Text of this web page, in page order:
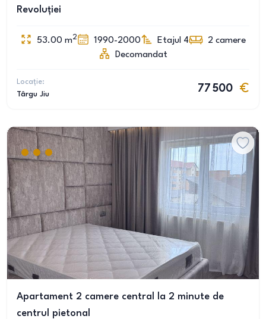
Revoluției
53.00 m2 1990-2000 Etajul 4 2 camere
Decomandat
Locație:
Târgu Jiu
77 500
Apartament 2 camere central la 2 minute de
centrul pietonal